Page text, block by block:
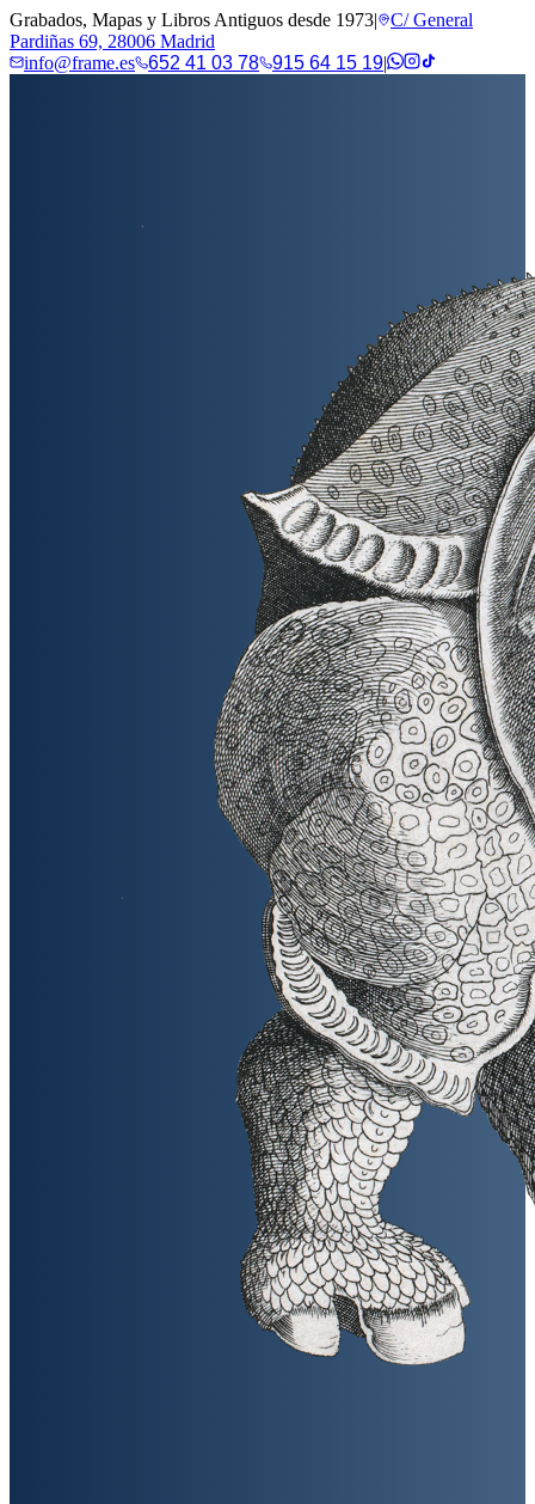
Grabados, Mapas y Libros Antiguos desde 1973|
C/ General
Pardiñas 69, 28006 Madrid
info@frame.es
652 41 03 78 915 64 15 19|